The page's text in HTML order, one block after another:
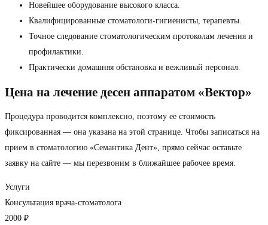
Новейшее оборудование высокого класса.
Квалифицированные стоматологи-гигиенисты, терапевты.
Точное следование стоматологическим протоколам лечения и
профилактики.
Практически домашняя обстановка и вежливый персонал.
Цена на лечение десен аппаратом «Вектор»
Процедура проводится комплексно, поэтому ее стоимость
фиксированная — она указана на этой странице. Чтобы записаться на
прием в стоматологию «Семантика Дент», прямо сейчас оставьте
заявку на сайте — мы перезвоним в ближайшее рабочее время.
Услуги
Консультация врача-стоматолога
2000 ₽